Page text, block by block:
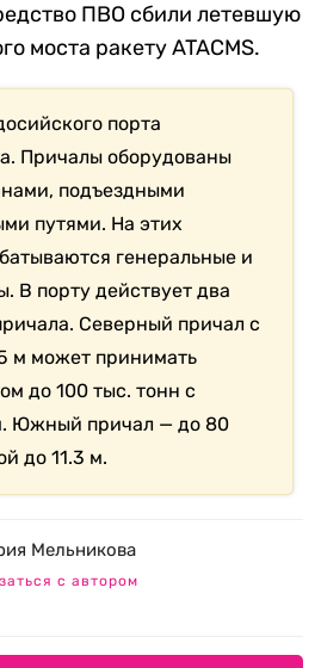
ПВО сбили летевшую
моста ракету ATACMS.
порта
Причалы оборудованы
подъездными
путями. На этих
генеральные и
В порту действует два
Северный причал с
м может принимать
до 100 тыс. тонн с
Южный причал — до 80
до 11.3 м.
Мельникова
с автором